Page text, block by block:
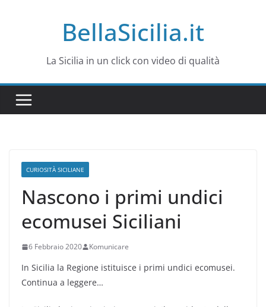
BellaSicilia.it
La Sicilia in un click con video di qualità
CURIOSITÀ SICILIANE
Nascono i primi undici
ecomusei Siciliani
6 Febbraio 2020 Komunicare
In Sicilia la Regione istituisce i primi undici ecomusei.
Continua a leggere…